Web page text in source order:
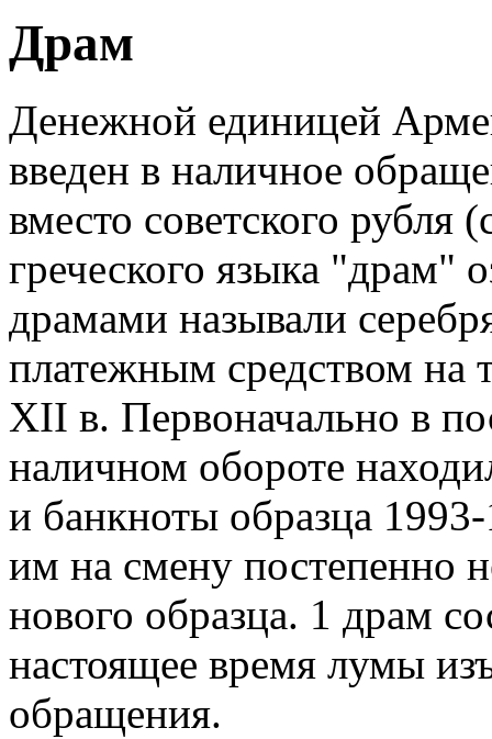
Драм
Денежной единицей
введен в наличное
вместо советского
греческого языка "драм"
драмами называли
платежным средством на
XII в. Первоначально в
наличном обороте
и банкноты образца
им на смену
нового образца. 1 драм
настоящее время лумы
обращения.